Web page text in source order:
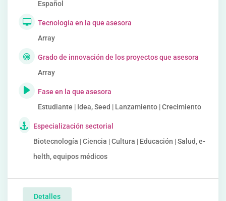
Español
Tecnología en la que asesora
Array
Grado de innovación de los proyectos que asesora
Array
Fase en la que asesora
Estudiante | Idea, Seed | Lanzamiento | Crecimiento
Especialización sectorial
Biotecnología | Ciencia | Cultura | Educación | Salud, e-
helth, equipos médicos
Detalles